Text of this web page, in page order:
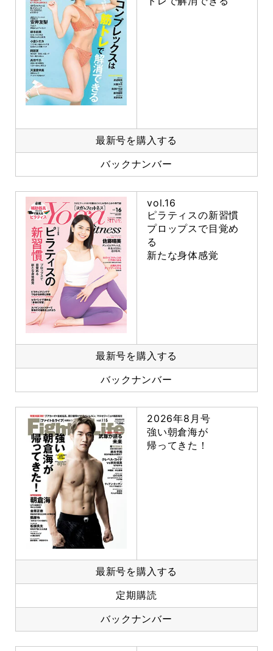
最新号を購入する
バックナンバー
vol.16
ピラティスの新習慣
プロップスで目覚め
る
新たな身体感覚
最新号を購入する
バックナンバー
2026年8月号
強い朝倉海が
帰ってきた！
最新号を購入する
定期購読
バックナンバー